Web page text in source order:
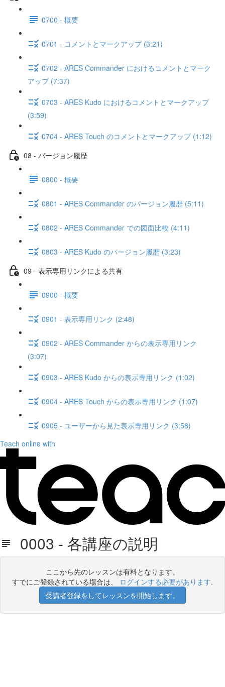
0700 - 概要
0701 - コメントとマークアップ (3:21)
0702 - ARES Commander におけるコメントとマーク
アップ (7:37)
0703 - ARES Kudo におけるコメントとマークアップ
(3:59)
0704 - ARES Touch のコメントとマークアップ (1:12)
08 - バージョン履歴
0800 - 概要
0801 - ARES Commander のバージョン履歴 (5:11)
0802 - ARES Commander での図面比較 (4:11)
0803 - ARES Kudo のバージョン履歴 (3:23)
09 - 表示専用リンクによる共有
0900 - 概要
0901 - 表示専用リンク (2:48)
0902 - ARES Commander からの表示専用リンク
(3:07)
0903 - ARES Kudo からの表示専用リンク (1:02)
0904 - ARES Touch からの表示専用リンク (1:07)
0905 - ユーザーから見た表示専用リンク (3:58)
Teach online with
0003 - 各講座の説明
ここから先のレッスンは有料となります。
すでにご登録されている場合は、 ログインする必要があります.
受講者登録をしてレッスンを開始します。